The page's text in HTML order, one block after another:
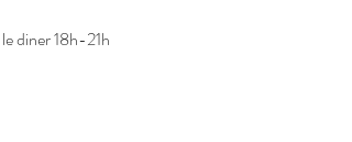
diner 18h-21h